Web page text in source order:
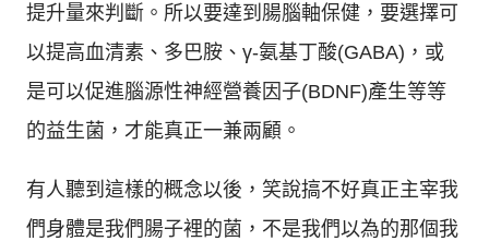
提升量來判斷。所以要達到腸腦軸保健，要選擇可
以提高血清素、多巴胺、γ-氨基丁酸(GABA)，或
是可以促進腦源性神經營養因子(BDNF)產生等等
的益生菌，才能真正一兼兩顧。
有人聽到這樣的概念以後，笑說搞不好真正主宰我
們身體是我們腸子裡的菌，不是我們以為的那個我